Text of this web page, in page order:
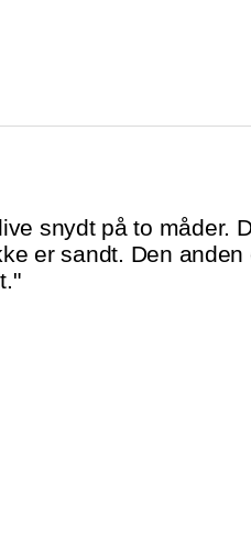
snydt på to måder.
er sandt. Den anden